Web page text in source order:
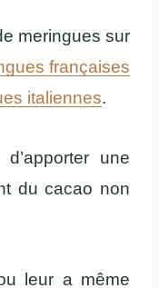
meringues sur
françaises
italiennes.
une
du cacao non
leur a même